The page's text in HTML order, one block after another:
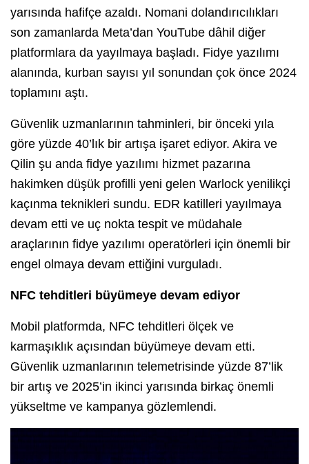
yarısında hafifçe azaldı. Nomani dolandırıcılıkları
son zamanlarda Meta’dan YouTube dâhil diğer
platformlara da yayılmaya başladı. Fidye yazılımı
alanında, kurban sayısı yıl sonundan çok önce 2024
toplamını aştı.
Güvenlik uzmanlarının tahminleri, bir önceki yıla
göre yüzde 40’lık bir artışa işaret ediyor. Akira ve
Qilin şu anda fidye yazılımı hizmet pazarına
hakimken düşük profilli yeni gelen Warlock yenilikçi
kaçınma teknikleri sundu. EDR katilleri yayılmaya
devam etti ve uç nokta tespit ve müdahale
araçlarının fidye yazılımı operatörleri için önemli bir
engel olmaya devam ettiğini vurguladı.
NFC tehditleri büyümeye devam ediyor
Mobil platformda, NFC tehditleri ölçek ve
karmaşıklık açısından büyümeye devam etti.
Güvenlik uzmanlarının telemetrisinde yüzde 87’lik
bir artış ve 2025’in ikinci yarısında birkaç önemli
yükseltme ve kampanya gözlemlendi.